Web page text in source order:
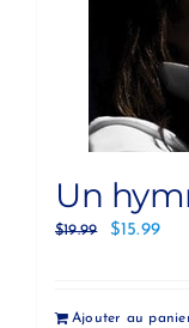
Un
$19.99 $15.99
Ajouter au